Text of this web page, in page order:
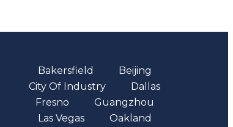
Bakersfield
Beijing
City Of Industry
Dallas
Fresno
Guangzhou
Las Vegas
Oakland